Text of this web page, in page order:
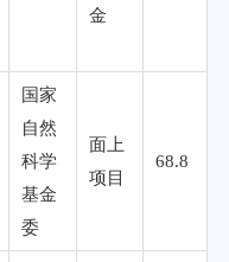
金
国家
自然
科学
基金
委
面上
项目
68.8